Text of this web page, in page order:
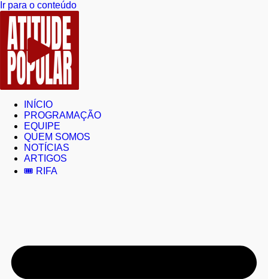
Ir para o conteúdo
INÍCIO
PROGRAMAÇÃO
EQUIPE
QUEM SOMOS
NOTÍCIAS
ARTIGOS
🎟️ RIFA